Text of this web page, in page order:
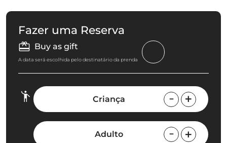
Fazer uma Reserva
Buy as gift
A data será escolhida pelo destinatário da prenda
Criança
Adulto